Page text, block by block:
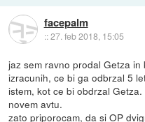
facepalm
::27. feb 2018, 15:05
jaz sem ravno prodal Getza
izracunih, ce bi ga odbrzal 5
istem, kot ce bi obdrzal
novem avtu.
zato priporocam, da si OP